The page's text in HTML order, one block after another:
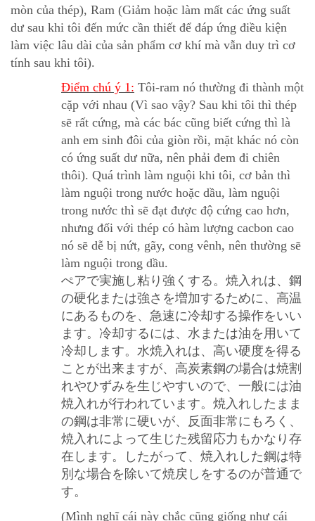
mòn của thép), Ram (Giảm hoặc làm mất các ứng suất
dư sau khi tôi đến mức cần thiết để đáp ứng điều kiện
làm việc lâu dài của sản phẩm cơ khí mà vẫn duy trì cơ
tính sau khi tôi).
Điểm chú ý 1: Tôi-ram nó thường đi thành một
cặp với nhau (Vì sao vậy? Sau khi tôi thì thép
sẽ rất cứng, mà các bác cũng biết cứng thì là
anh em sinh đôi của giòn rồi, mặt khác nó còn
có ứng suất dư nữa, nên phải đem đi chiên
thôi). Quá trình làm nguội khi tôi, cơ bản thì
làm nguội trong nước hoặc dầu, làm nguội
trong nước thì sẽ đạt được độ cứng cao hơn,
nhưng đối với thép có hàm lượng cacbon cao
nó sẽ dễ bị nứt, gãy, cong vênh, nên thường sẽ
làm nguội trong dầu.
ぺアで実施し粘り強くする。焼入れは、鋼
の硬化または強さを増加するために、高温
にあるものを、急速に冷却する操作をいい
ます。冷却するには、水または油を用いて
冷却します。水焼入れは、高い硬度を得る
ことが出来ますが、高炭素鋼の場合は焼割
れやひずみを生じやすいので、一般には油
焼入れが行われています。焼入れしたまま
の鋼は非常に硬いが、反面非常にもろく、
焼入れによって生じた残留応力もかなり存
在します。したがって、焼入れした鋼は特
別な場合を除いて焼戻しをするのが普通で
す。
(Mình nghĩ cái này chắc cũng giống như cái